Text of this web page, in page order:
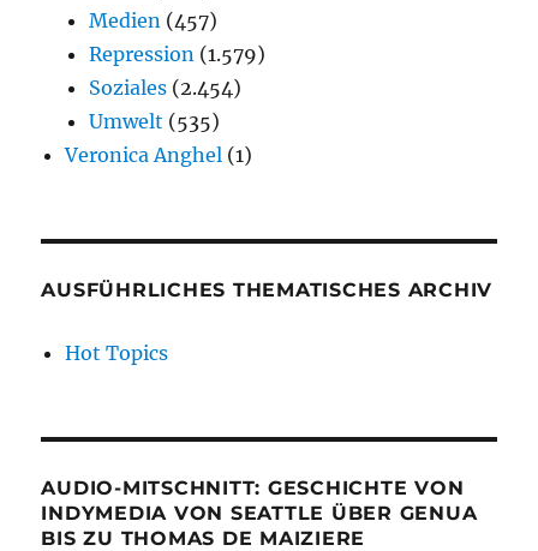
Medien (457)
Repression (1.579)
Soziales (2.454)
Umwelt (535)
Veronica Anghel (1)
AUSFÜHRLICHES THEMATISCHES ARCHIV
Hot Topics
AUDIO-MITSCHNITT: GESCHICHTE VON
INDYMEDIA VON SEATTLE ÜBER GENUA
BIS ZU THOMAS DE MAIZIERE